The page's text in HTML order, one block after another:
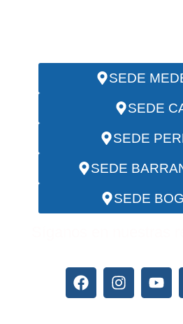
SEDE
SEDE
SEDE
SEDE
SEDE